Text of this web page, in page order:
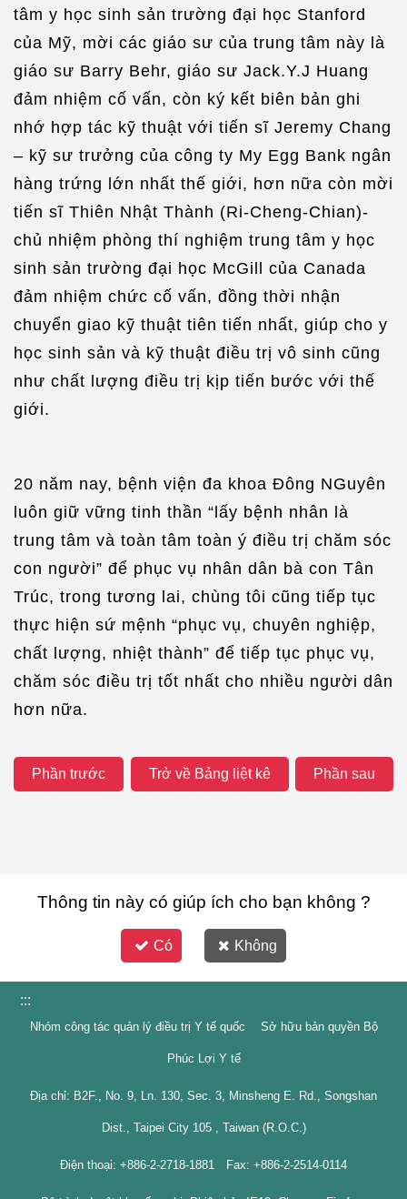
tâm y học sinh sản trường đại học Stanford
của Mỹ, mời các giáo sư của trung tâm này là
giáo sư Barry Behr, giáo sư Jack.Y.J Huang
đảm nhiệm cố vấn, còn ký kết biên bản ghi
nhớ hợp tác kỹ thuật với tiến sĩ Jeremy Chang
– kỹ sư trưởng của công ty My Egg Bank ngân
hàng trứng lớn nhất thế giới, hơn nữa còn mời
tiến sĩ Thiên Nhật Thành (Ri-Cheng-Chian)-
chủ nhiệm phòng thí nghiệm trung tâm y học
sinh sản trường đại học McGill của Canada
đảm nhiệm chức cố vấn, đồng thời nhận
chuyển giao kỹ thuật tiên tiến nhất, giúp cho y
học sinh sản và kỹ thuật điều trị vô sinh cũng
như chất lượng điều trị kịp tiến bước với thế
giới.
20 năm nay, bệnh viện đa khoa Đông NGuyên
luôn giữ vững tinh thần “lấy bệnh nhân là
trung tâm và toàn tâm toàn ý điều trị chăm sóc
con người” để phục vụ nhân dân bà con Tân
Trúc, trong tương lai, chùng tôi cũng tiếp tục
thực hiện sứ mệnh “phục vụ, chuyên nghiệp,
chất lượng, nhiệt thành” để tiếp tục phục vụ,
chăm sóc điều trị tốt nhất cho nhiều người dân
hơn nữa.
Phần trước Trở về Bảng liệt kê Phần sau
Thông tin này có giúp ích cho bạn không ?
Có Không
:::
Nhóm công tác quản lý điều trị Y tế quốc Sở hữu bản quyền Bộ
Phúc Lợi Y tế
Địa chỉ: B2F., No. 9, Ln. 130, Sec. 3, Minsheng E. Rd., Songshan
Dist., Taipei City 105 , Taiwan (R.O.C.)
Điện thoại: +886-2-2718-1881 Fax: +886-2-2514-0114